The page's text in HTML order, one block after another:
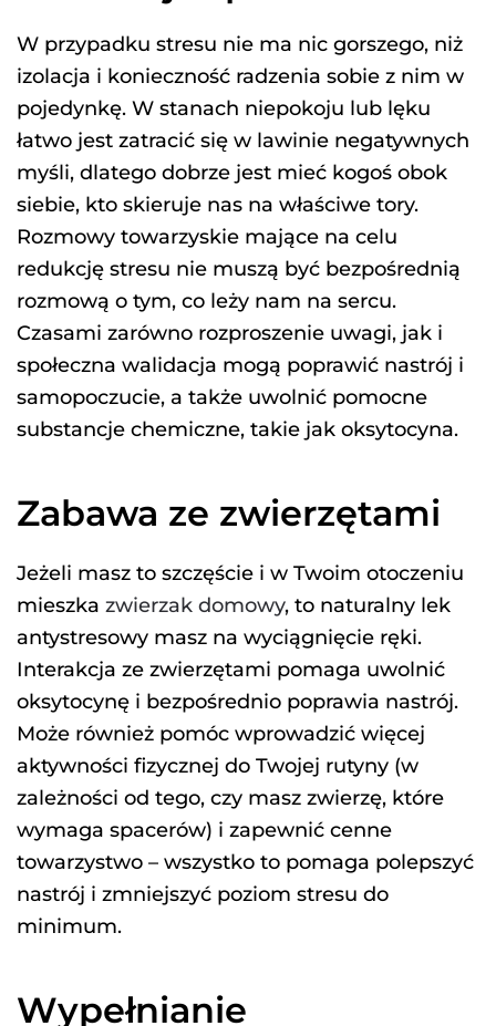
W przypadku stresu nie ma nic gorszego, niż
izolacja i konieczność radzenia sobie z nim w
pojedynkę. W stanach niepokoju lub lęku
łatwo jest zatracić się w lawinie negatywnych
myśli, dlatego dobrze jest mieć kogoś obok
siebie, kto skieruje nas na właściwe tory.
Rozmowy towarzyskie mające na celu
redukcję stresu nie muszą być bezpośrednią
rozmową o tym, co leży nam na sercu.
Czasami zarówno rozproszenie uwagi, jak i
społeczna walidacja mogą poprawić nastrój i
samopoczucie, a także uwolnić pomocne
substancje chemiczne, takie jak oksytocyna.
Zabawa ze zwierzętami
Jeżeli masz to szczęście i w Twoim otoczeniu
mieszka zwierzak domowy, to naturalny lek
antystresowy masz na wyciągnięcie ręki.
Interakcja ze zwierzętami pomaga uwolnić
oksytocynę i bezpośrednio poprawia nastrój.
Może również pomóc wprowadzić więcej
aktywności fizycznej do Twojej rutyny (w
zależności od tego, czy masz zwierzę, które
wymaga spacerów) i zapewnić cenne
towarzystwo – wszystko to pomaga polepszyć
nastrój i zmniejszyć poziom stresu do
minimum.
Wypełnianie